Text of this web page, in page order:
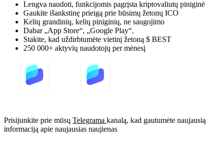
Lengva naudoti, funkcijomis pagrįsta kriptovaliutų piniginė
Gaukite išankstinę prieigą prie būsimų žetonų ICO
Kelių grandinių, kelių piniginių, ne saugojimo
Dabar „App Store“, „Google Play“.
Stakite, kad uždirbtumėte vietinį žetoną $ BEST
250 000+ aktyvių naudotojų per mėnesį
Prisijunkite prie mūsų Telegrama kanalą, kad gautumėte naujausią
informaciją apie naujausias naujienas